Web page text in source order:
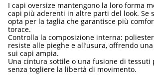
I capi oversize mantengono la loro forma
capi più aderenti in altre parti del look. Se
opta per la taglia che garantisce più
torace.
Controlla la composizione interna:
resiste alle pieghe e all’usura, offrendo
sui capi ampia.
Una cintura sottile o una fusione di tessuti
senza togliere la libertà di movimento.